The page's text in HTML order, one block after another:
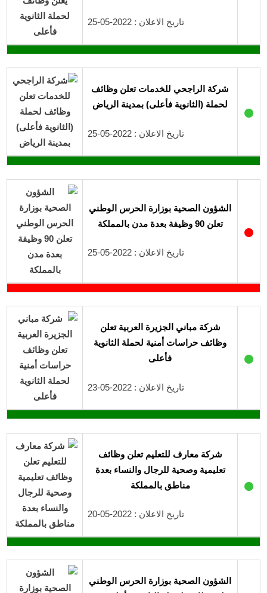
تاريخ الاعلان : 2022-05-25
●
شركة الراجحي للخدمات تعلن وظائف
لحملة (الثانوية فأعلى) بمدينة الرياض
تاريخ الاعلان : 2022-05-25
●
الشؤون الصحية بوزارة الحرس الوطني
تعلن 90 وظيفة بعدة مدن بالمملكة
تاريخ الاعلان : 2022-05-25
●
شركة مباني الجزيرة العربية تعلن
وظائف حراسات أمنية لحملة الثانوية
فأعلى
تاريخ الاعلان : 2022-05-23
●
شركة معارف للتعليم تعلن وظائف
تعليمية وصحية للرجال والنساء بعدة
مناطق بالمملكة
تاريخ الاعلان : 2022-05-20
الشؤون الصحية بوزارة الحرس الوطني